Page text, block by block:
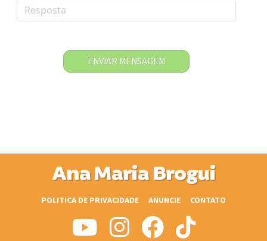
ENVIAR MENSAGEM
Ana Maria Brogui
POLITICA DE PRIVACIDADE ANUNCIE CONTATO